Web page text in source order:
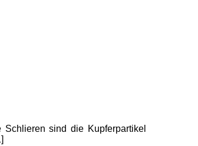
sind die Kupferpartikel